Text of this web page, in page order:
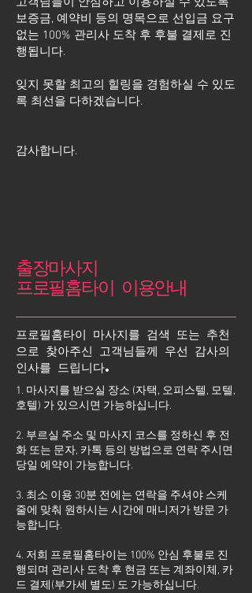
보증금, 예약비 등의 명목으로 선입금 요구
없는 100% 관리사 도착 후 후불 결제로 진
행됩니다.
잊지 못할 최고의 힐링을 경험하실 수 있도
록 최선을 다하겠습니다.
​감사합니다.
출장마사지
프로필홈타이 이용안내
프로필홈타이 마사지를 검색 또는 추천
으로 찾아주신 고객님들께 우선 감사의
인사를 드립니다.
1. 마사지를 받으실 장소 (자택, 오피스텔, 모텔,
호텔) 가 있으시면 가능하십니다.
2. 부르실 주소 및 마사지 코스를 정하신 후 전
화 또는 문자, 카톡 등의 방법으로 연락 주시면
당일 예약이 가능합니다.
3. 최소 이용 30분 전에는 연락을 주셔야 스케
줄에 맞춰 원하시는 시간에 매니저가 방문 가
능합니다.
4. 저희 프로필홈타이는 100% 안심 후불로 진
행되며 관리사 도착 후 현금 또는 계좌이체, 카
드 결제(부가세 별도) 도 가능하십니다.